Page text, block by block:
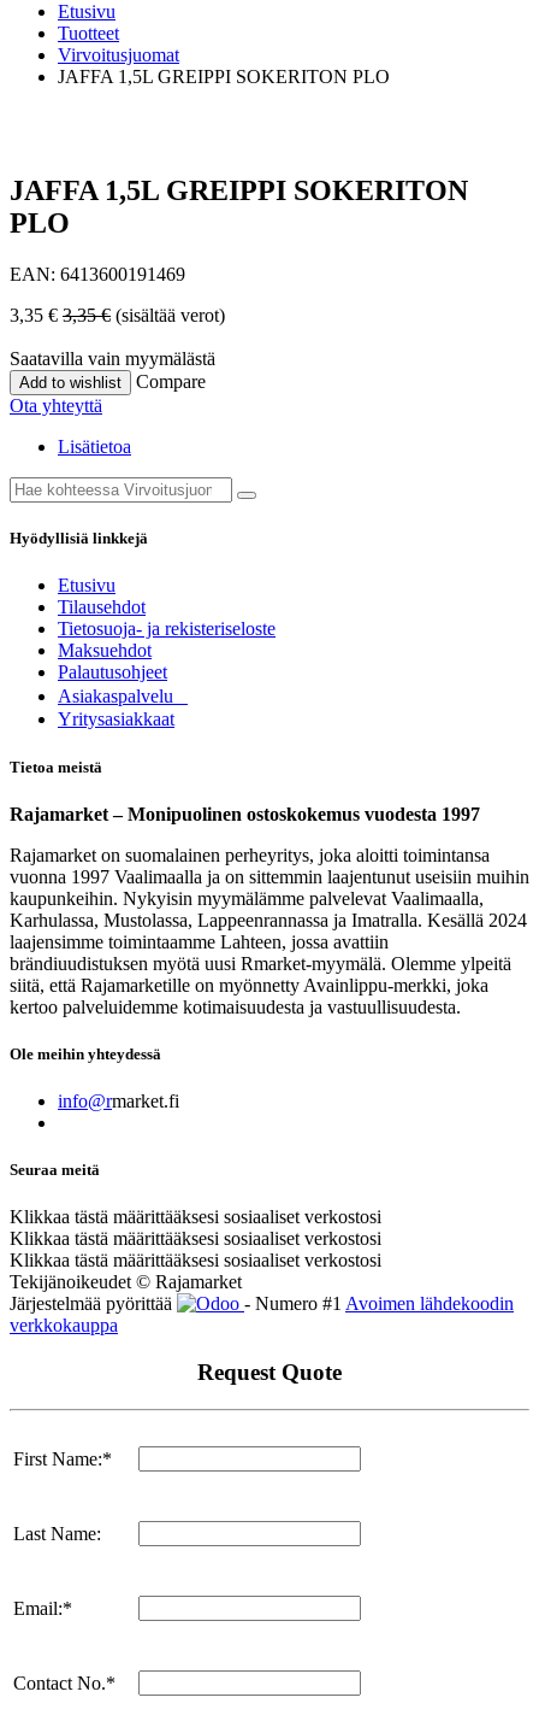
Etusivu
Tuotteet
Virvoitusjuomat
JAFFA 1,5L GREIPPI SOKERITON PLO
JAFFA 1,5L GREIPPI SOKERITON
PLO
EAN: 6413600191469
3,35 € 3,35€ (sisältää verot)
Saatavilla vain myymälästä
Add to wishlist
Compare
Ota yhteyttä
Lisätietoa
Hyödyllisiä linkkejä
Etusivu
Tilausehdot
Tietosuoja- ja rekisteriseloste
Maksuehdot
Palautusohjeet
Asia​k​aspalvelu
​Yritysasiakkaat
Tietoa meistä
Rajamarket – Monipuolinen ostoskokemus vuodesta 1997
Rajamarket on suomalainen perheyritys, joka aloitti toimintansa
vuonna 1997 Vaalimaalla ja on sittemmin laajentunut useisiin muihin
kaupunkeihin. Nykyisin myymälämme palvelevat Vaalimaalla,
Karhulassa, Mustolassa, Lappeenrannassa ja Imatralla. Kesällä 2024
laajensimme toimintaamme Lahteen, jossa avattiin
brändiuudistuksen myötä uusi Rmarket-myymälä. Olemme ylpeitä
siitä, että Rajamarketille on myönnetty Avainlippu-merkki, joka
kertoo palveluidemme kotimaisuudesta ja vastuullisuudesta.
Ole meihin yhteydessä
info@rmarket.fi
Seuraa meitä
Klikkaa tästä määrittääksesi sosiaaliset verkostosi
Klikkaa tästä määrittääksesi sosiaaliset verkostosi
Klikkaa tästä määrittääksesi sosiaaliset verkostosi
Tekijänoikeudet © Rajamarket
Järjestelmää pyörittää
- Numero #1 Avoimen lähdekoodin
verkkokauppa
Request Quote
First Name:*
Last Name:
Email:*
Contact No.*